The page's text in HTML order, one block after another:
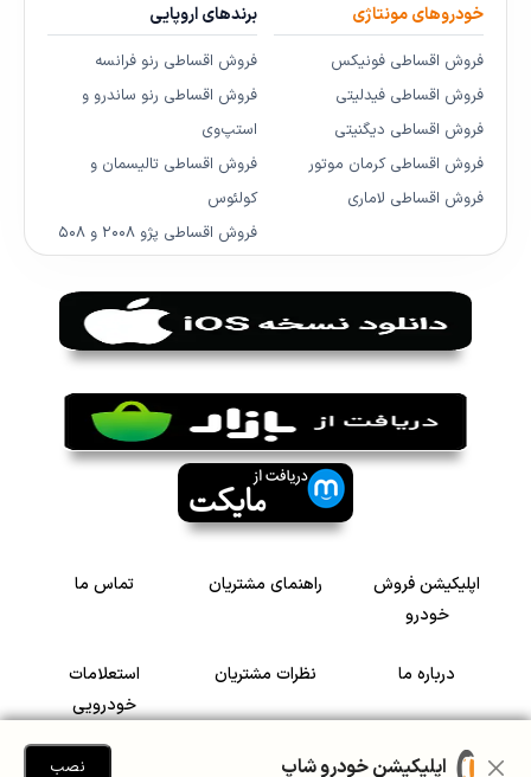
خودروهای مونتاژی
فروش اقساطی فونیکس
فروش اقساطی فیدلیتی
فروش اقساطی دیگنیتی
فروش اقساطی کرمان موتور
فروش اقساطی لاماری
برندهای اروپایی
فروش اقساطی رنو فرانسه
فروش اقساطی رنو ساندرو و
استپ‌وی
فروش اقساطی تالیسمان و
کولئوس
فروش اقساطی پژو ۲۰۰۸ و ۵۰۸
اپلیکیشن فروش
خودرو
راهنمای مشتریان تماس ما
درباره ما نظرات مشتریان
استعلامات
خودرویی
سرمایه گذاری در رضایت مشتریاناپلیکیشن خودرو شاپ نصب